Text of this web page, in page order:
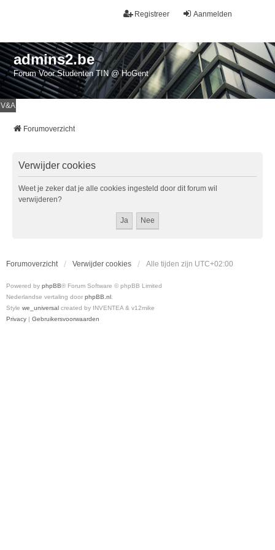
Aanmelden
Registreer
admins2.be
Forum Voor Studenten TIN @ HoGent
V&A
Forumoverzicht
Verwijder cookies
Weet je zeker dat je alle cookies ingesteld door dit forum wil
verwijderen?
Forumoverzicht Verwijder cookies Alle tijden zijn UTC+02:00
Powered by phpBB® Forum Software © phpBB Limited
Nederlandse vertaling door phpBB.nl
Style we_universal created by INVENTEA & v12mike
Privacy | Gebruikersvoorwaarden